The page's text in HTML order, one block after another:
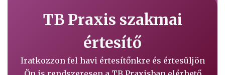
TB Praxis szakmai
értesítő
Iratkozzon fel havi értesítőnkre és értesüljön